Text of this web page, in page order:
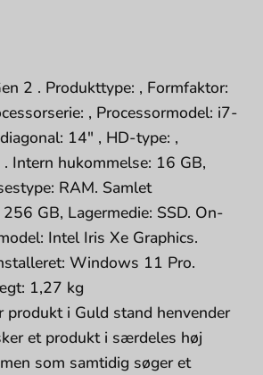
2 . Produkttype: , Formfaktor:
, Processormodel: i7-
14″ , HD-type: ,
Intern hukommelse: 16 GB,
RAM. Samlet
GB, Lagermedie: SSD. On-
Intel Iris Xe Graphics.
Windows 11 Pro.
1,27 kg
produkt i Guld stand henvender
et produkt i særdeles høj
som samtidig søger et